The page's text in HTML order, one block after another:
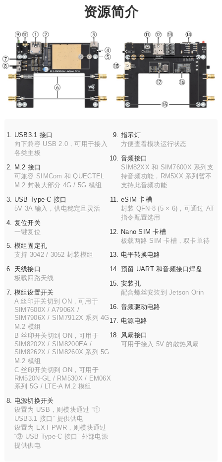
资源简介
USB3.1 接口
向下兼容 USB 2.0，可用于接入
各类主板
M.2 接口
可兼容 SIMCom 和 QUECTEL
M.2 封装大部分 4G / 5G 模组
USB Type-C 接口
5V 3A 输入，供电稳定且灵活
复位开关
一键复位
模组固定孔
支持 3042 / 3052 封装模组
天线接口
板载四路天线
模组设置开关
A 丝印开关切到 ON，可用于
SIM7600X / A7906X /
SIM7906X / SIM7912X 系列 4G
M.2 模组
B 丝印开关切到 ON，可用于
SIM8202X / SIM8200EA /
SIM8262X / SIM8260X 系列 5G
M.2 模组
C 丝印开关切到 ON，可用于
RM520N-GL / RM530X / EM06X
系列 5G / LTE-A M.2 模组
电源切换开关
设置为 USB，则模块通过 “①
USB3.1 接口” 提供供电
设置为 EXT PWR，则模块通过
“③ USB Type-C 接口” 外部电源
提供供电
指示灯
方便查看模块运行状态
音频接口
SIM82XX 和 SIM7600X 系列支
持音频功能，RM5XX 系列暂不
支持此音频功能
eSIM 卡槽
封装 QFN-8 (5 × 6)，可通过 AT
指令配置选用
Nano SIM 卡槽
板载两路 SIM 卡槽，双卡单待
电平转换电路
预留 UART 和音频接口焊盘
安装孔
配合螺丝安装到 Jetson Orin
音频驱动电路
电源电路
风扇接口
可用于接入 5V 的散热风扇